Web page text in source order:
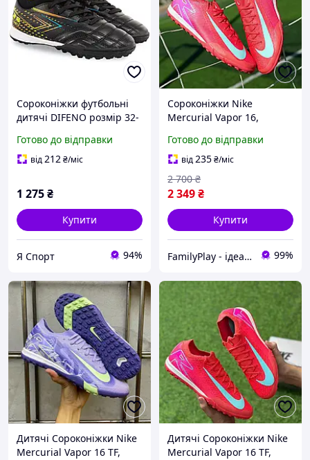
Сороконіжки футбольні
дитячі DIFENO розмір 32-
Готово до відправки
від212₴/міс
1 275₴
Купити
Я Спорт 94%
Сороконіжки Nike
Mercurial Vapor 16,
футзалки
Готово до відправки
від235₴/міс
2 349₴
2 700 ₴
Купити
FamilyPlay - ідеальне поєднання спортивних та дитячих товарів 99%
Дитячі Сороконіжки Nike
Mercurial Vapor 16 TF,
Дитячі Сороконіжки Nike
Mercurial Vapor 16 TF,